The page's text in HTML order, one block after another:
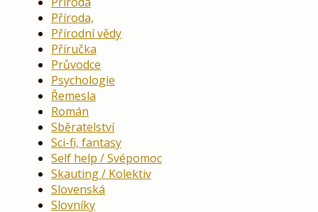
Příroda,
Přírodní vědy
Příručka
Průvodce
Psychologie
Řemesla
Román
Sběratelství
Sci-fi, fantasy
Self help / Svépomoc
Skauting / Kolektiv
Slovenská
Slovníky